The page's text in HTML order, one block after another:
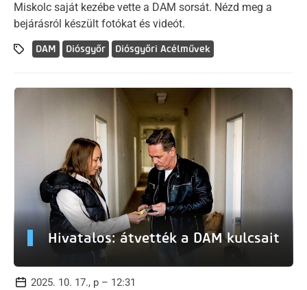
Miskolc saját kezébe vette a DAM sorsát. Nézd meg a
bejárásról készült fotókat és videót.
DAM Diósgyőr Diósgyőri Acélművek
Hivatalos: átvették a DAM kulcsait
2025. 10. 17., p – 12:31